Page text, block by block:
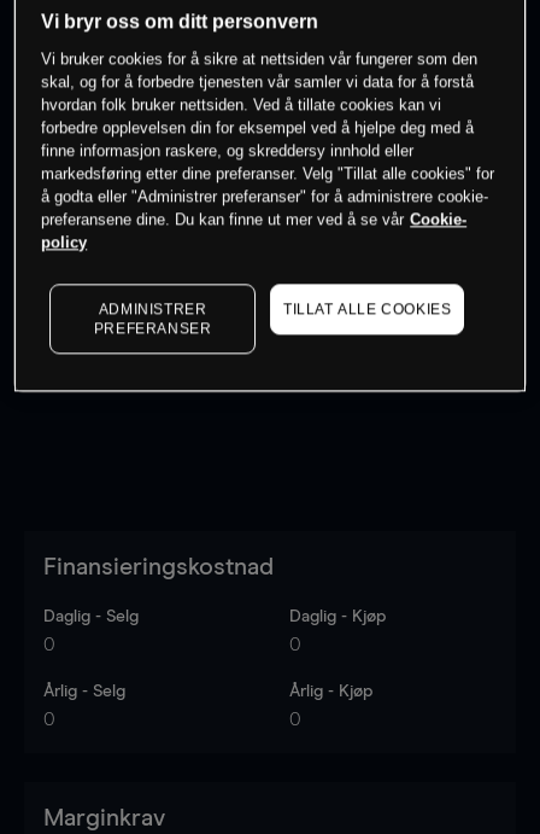
- -
0% av kunder erpå dette instrumentet
Søk om konto
Kursene er veiledende.Log in
Finansieringskostnad
Daglig - Selg
0
Daglig - Kjøp
0
Årlig - Selg
0
Årlig - Kjøp
0
Marginkrav
Vi bryr oss om ditt personvern
Vi bruker cookies for å sikre at nettsiden vår fungerer som den
skal, og for å forbedre tjenesten vår samler vi data for å forstå
hvordan folk bruker nettsiden. Ved å tillate cookies kan vi
forbedre opplevelsen din for eksempel ved å hjelpe deg med å
finne informasjon raskere, og skreddersy innhold eller
markedsføring etter dine preferanser. Velg "Tillat alle cookies" for
å godta eller "Administrer preferanser" for å administrere cookie-
preferansene dine. Du kan finne ut mer ved å se vår Cookie-
policy
ADMINISTRER
PREFERANSER
TILLAT ALLE COOKIES